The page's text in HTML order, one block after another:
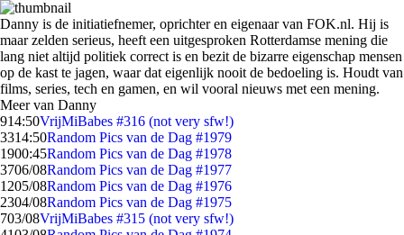
Danny is de initiatiefnemer, oprichter en eigenaar van FOK.nl. Hij is
maar zelden serieus, heeft een uitgesproken Rotterdamse mening die
lang niet altijd politiek correct is en bezit de bizarre eigenschap mensen
op de kast te jagen, waar dat eigenlijk nooit de bedoeling is. Houdt van
films, series, tech en gamen, en wil vooral nieuws met een mening.
Meer van Danny
914:50VrijMiBabes #316 (not very sfw!)
3314:50Random Pics van de Dag #1979
1900:45Random Pics van de Dag #1978
3706/08Random Pics van de Dag #1977
1205/08Random Pics van de Dag #1976
2304/08Random Pics van de Dag #1975
703/08VrijMiBabes #315 (not very sfw!)